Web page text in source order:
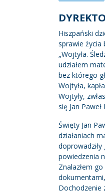
Hiszpański
sprawie życia
„Wojtyła.
udziałem
bez którego
Wojtyła,
Wojtyły,
się Jan
Święty Jan
działaniach
powiedzenia
Znalazłem
Dochodzenie